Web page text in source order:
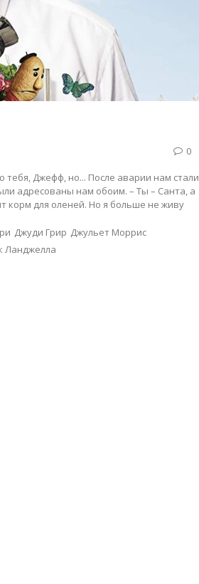
0
тебя, Джефф, но... После аварии нам стали
адресованы нам обоим. – Ты – Санта, а
корм для оленей. Но я больше не живу
Джуди Грир Джульет Моррис
Ланджелла